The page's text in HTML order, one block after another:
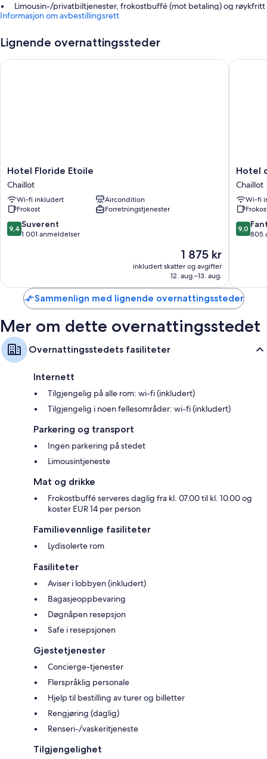
Limousin-/privatbiltjenester, frokostbuffé (mot betaling) og røykfritt
område
Concierge-tjenester, døgnåpen resepsjon og bagasjeoppbevaring
I gjesteanmeldelsene snakkes det varmt om den vennlige
Bad med toalettartikler (inkludert) og hårføner
Flatskjerm-TV med Betalingskanaler
Daglig rengjøring, skrivebord og telefon
Informasjon om avbestillingsrett
Lignende overnattingssteder
Hotel
Floride
Etoile
Chaillot
Hotel Floride Etoile
Chaillot
Wi-fi inkludert
Aircondition
Frokost
Forretningstjenester
9.4
av
9,4 Suverent
1 001 anmeldelser
Prisen
er
1 875 kr
1 875 kr
inkludert skatter og avgifter
12. aug.–13. aug.
Hotel Floride Etoile
Hotel
de
Sevigne
Chaillot
Hotel
Chaillot
Wi-fi
9.0
av
9,0
805
Hotel
Sammenlign med lignende overnattingssteder
Mer om dette overnattingsstedet
Overnattingsstedets fasiliteter
Internett
Tilgjengelig på alle rom: wi-fi (inkludert)
Tilgjengelig i noen fellesområder: wi-fi (inkludert)
Parkering og transport
Ingen parkering på stedet
Limousintjeneste
Mat og drikke
Frokostbuffé serveres daglig fra kl. 07.00 til kl. 10.00 og
koster EUR 14 per person
Familievennlige fasiliteter
Lydisolerte rom
Fasiliteter
Aviser i lobbyen (inkludert)
Bagasjeoppbevaring
Døgnåpen resepsjon
Safe i resepsjonen
Gjestetjenester
Concierge-tjenester
Flerspråklig personale
Hjelp til bestilling av turer og billetter
Rengjøring (daglig)
Renseri-/vaskeritjeneste
Tilgjengelighet